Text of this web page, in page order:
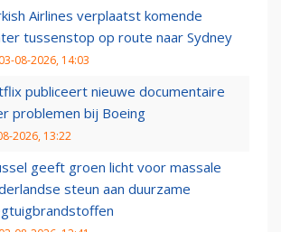
Airlines verplaatst komende
tussenstop op route naar Sydney
03-08-2026, 14:03
publiceert nieuwe documentaire
problemen bij Boeing
2026, 13:22
geeft groen licht voor massale
steun aan duurzame